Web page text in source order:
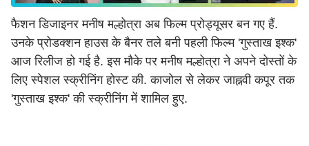
फैशन डिजाइनर मनीष मल्होत्रा अब फिल्म प्रोड्यूसर बन गए हैं.
उनके प्रोडक्शन हाउस के बैनर तले बनी पहली फिल्म 'गुस्ताख इश्क'
आज रिलीज हो गई है. इस मौके पर मनीष मल्होत्रा ने अपने दोस्तों के
लिए स्पेशल स्क्रीनिंग होस्ट की. काजोल से लेकर जाह्नवी कपूर तक
'गुस्ताख इश्क' की स्क्रीनिंग में शामिल हुए.